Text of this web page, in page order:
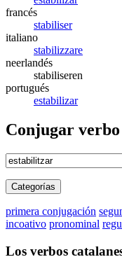
francés
stabiliser
italiano
stabilizzare
neerlandés
stabiliseren
portugués
estabilizar
Conjugar verbo
Categorías
primera conjugación
incoativo pronominal
Los verbos